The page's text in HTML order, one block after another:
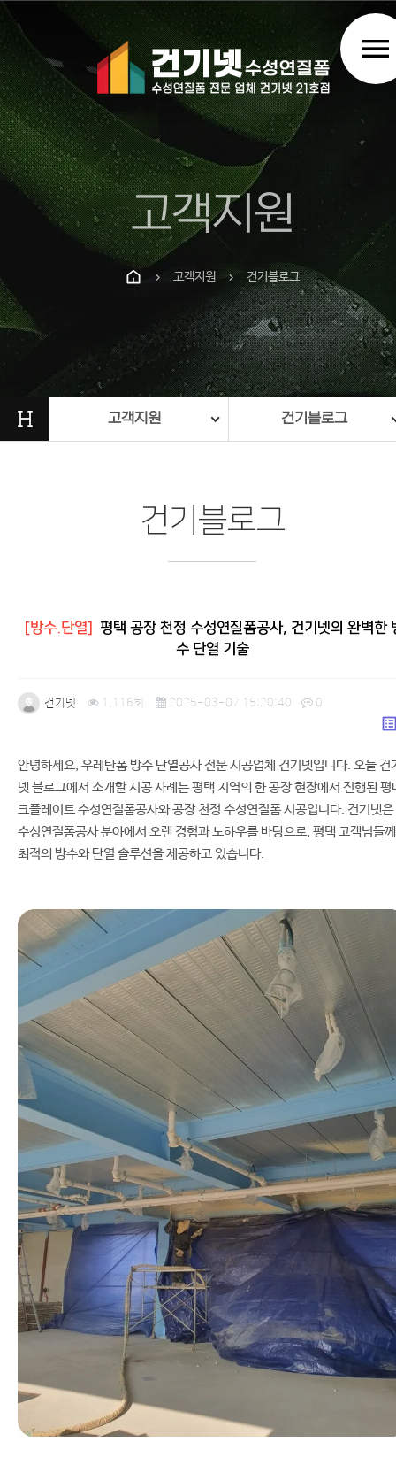
menu
고객지원
chevron_right 고객지원 chevron_right 건기블로그
H 고객지원 건기블로그
건기블로그
[방수.단열]
평택 공장 천정 수성연질폼공사, 건기넷의 완벽한
수 단열 기술
건기넷 1,116회 2025-03-07 15:20:40 0
본문
안녕하세요, 우레탄폼 방수 단열공사 전문 시공업체 건기넷입니다. 오늘 건
넷 블로그에서 소개할 시공 사례는 평택 지역의 한 공장 현장에서 진행된 평
크플레이트 수성연질폼공사와 공장 천정 수성연질폼 시공입니다. 건기넷은
수성연질폼공사 분야에서 오랜 경험과 노하우를 바탕으로, 평택 고객님들께
최적의 방수와 단열 솔루션을 제공하고 있습니다.